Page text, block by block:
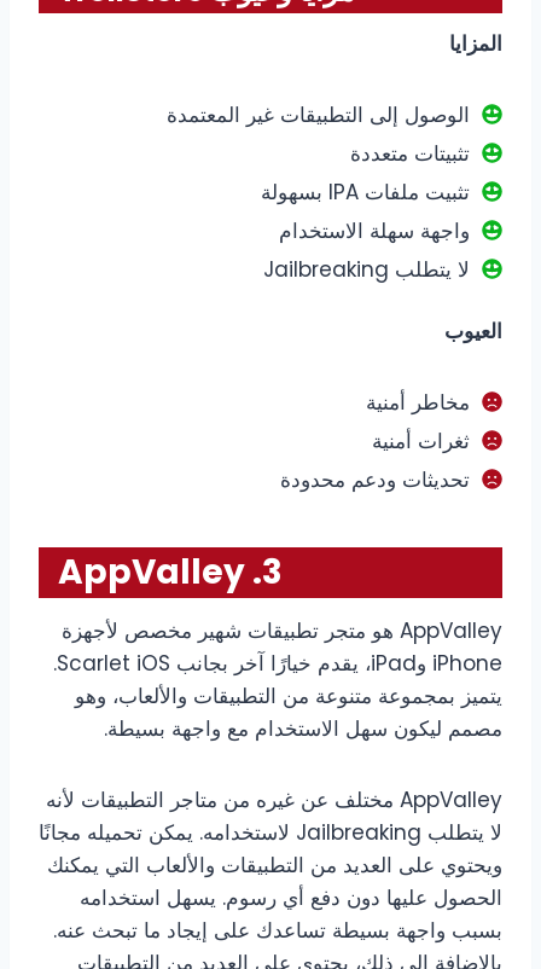
المزايا
الوصول إلى التطبيقات غير المعتمدة
تثبيتات متعددة
تثبيت ملفات IPA بسهولة
واجهة سهلة الاستخدام
لا يتطلب Jailbreaking
العيوب
مخاطر أمنية
ثغرات أمنية
تحديثات ودعم محدودة
3. AppValley
AppValley هو متجر تطبيقات شهير مخصص لأجهزة
iPhone وiPad، يقدم خيارًا آخر بجانب Scarlet iOS.
يتميز بمجموعة متنوعة من التطبيقات والألعاب، وهو
مصمم ليكون سهل الاستخدام مع واجهة بسيطة.
AppValley مختلف عن غيره من متاجر التطبيقات لأنه
لا يتطلب Jailbreaking لاستخدامه. يمكن تحميله مجانًا
ويحتوي على العديد من التطبيقات والألعاب التي يمكنك
الحصول عليها دون دفع أي رسوم. يسهل استخدامه
بسبب واجهة بسيطة تساعدك على إيجاد ما تبحث عنه.
بالإضافة إلى ذلك، يحتوي على العديد من التطبيقات